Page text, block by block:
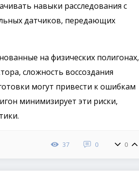
навыки расследования с
датчиков, передающих
на физических полигонах,
сложность воссоздания
могут привести к ошибкам
минимизирует эти риски,
37 0 0